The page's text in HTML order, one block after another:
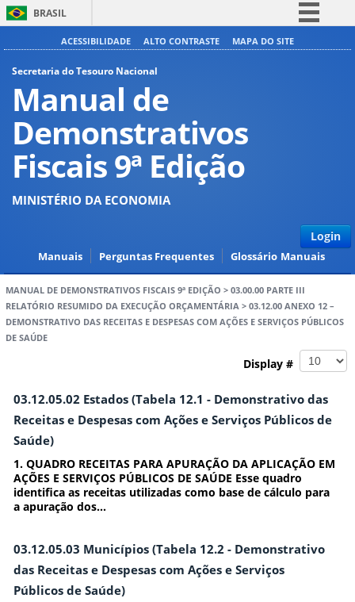
BRASIL
Simplifique!
Legislação
Canais
ACESSIBILIDADE ALTO CONTRASTE MAPA DO SITE
Secretaria do Tesouro Nacional
Manual de
Demonstrativos
Fiscais 9ª Edição
MINISTÉRIO DA ECONOMIA
Login
Manuais Perguntas Frequentes Glossário Manuais
MANUAL DE DEMONSTRATIVOS FISCAIS 9ª EDIÇÃO > 03.00.00 PARTE III
RELATÓRIO RESUMIDO DA EXECUÇÃO ORÇAMENTÁRIA > 03.12.00 ANEXO 12 –
DEMONSTRATIVO DAS RECEITAS E DESPESAS COM AÇÕES E SERVIÇOS PÚBLICOS
DE SAÚDE
Display #
03.12.05.02 Estados (Tabela 12.1 - Demonstrativo das
Receitas e Despesas com Ações e Serviços Públicos de
Saúde)
1. QUADRO RECEITAS PARA APURAÇÃO DA APLICAÇÃO EM
AÇÕES E SERVIÇOS PÚBLICOS DE SAÚDE Esse quadro
identifica as receitas utilizadas como base de cálculo para
a apuração dos...
03.12.05.03 Municípios (Tabela 12.2 - Demonstrativo
das Receitas e Despesas com Ações e Serviços
Públicos de Saúde)